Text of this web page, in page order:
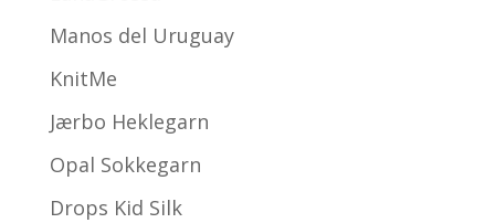
Manos del Uruguay
KnitMe
Jærbo Heklegarn
Opal Sokkegarn
Drops Kid Silk